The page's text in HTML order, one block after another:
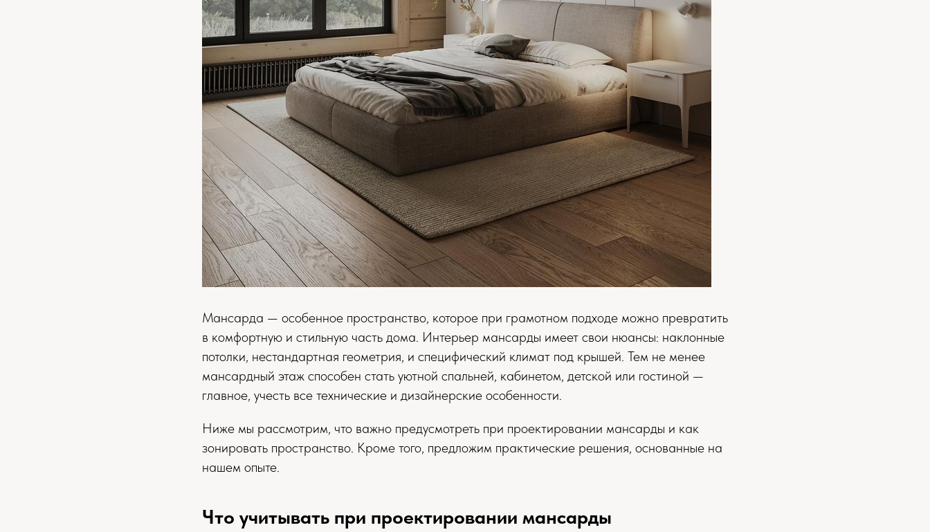
Мансарда — особенное пространство, которое при грамотном подходе можно превратить
в комфортную и стильную часть дома. Интерьер мансарды имеет свои нюансы: наклонные
потолки, нестандартная геометрия, и специфический климат под крышей. Тем не менее
мансардный этаж способен стать уютной спальней, кабинетом, детской или гостиной —
главное, учесть все технические и дизайнерские особенности.
Ниже мы рассмотрим, что важно предусмотреть при проектировании мансарды и как
зонировать пространство. Кроме того, предложим практические решения, основанные на
нашем опыте.
Что учитывать при проектировании мансарды